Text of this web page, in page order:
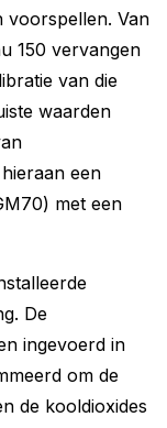
voorspellen. Van
150 vervangen
van die
waarden
een
met een
De
ingevoerd in
om de
de kooldioxides